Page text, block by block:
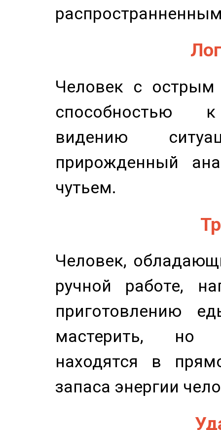
Человек с
способностью к
видению
прирожденный
чутьем.
Человек,
ручной работе,
приготовлению
мастерить, но
находятся в
запаса энергии